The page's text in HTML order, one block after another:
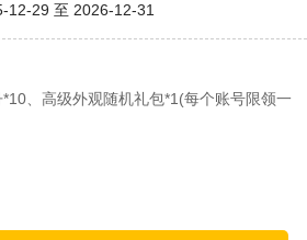
12-29 至 2026-12-31
、高级外观随机礼包*1(每个账号限领一